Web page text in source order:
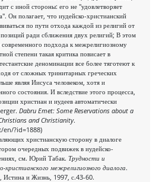
с иной стороны: его не "удовлетворяет
Он полагает, что иудейско-христианский
по пути отхода каждой из религий от
ради сближения двух религий; В этом
современного подхода к межрелигиозному
степени такая критика повисает в
деноминации все более тяготеют к
от сложных тринитарных греческих
являя Иисуса человеком, хотя и
состояния. И вследствие этого процесса,
христиан и иудеев автоматически
Dabru Emet: Some Reservations about a
and Christianity.
?id=1888)
христианскую сторону в диалоге
очередных подвижек в иудейско-
см. Юрий Табак. Трудности и
христианского межрелигиозного диалога.
и Жизнь, 1997, с.43-60.